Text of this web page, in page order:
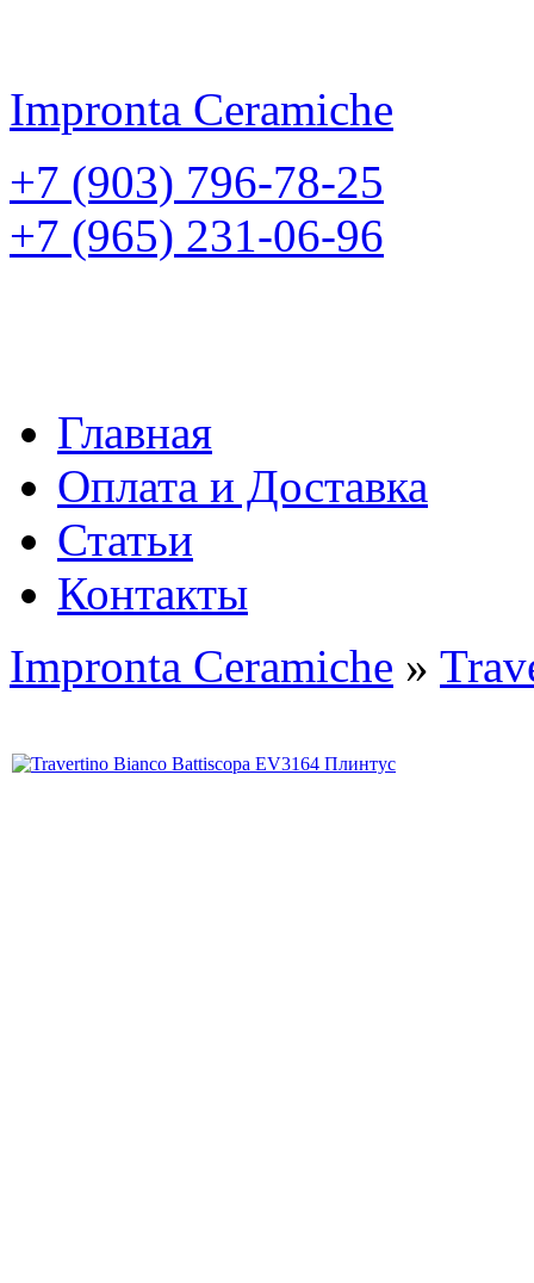
Impronta Ceramiche
+7 (903) 796-78-25
+7 (965) 231-06-96
Главная
Оплата и Доставка
Статьи
Контакты
Impronta Ceramiche »